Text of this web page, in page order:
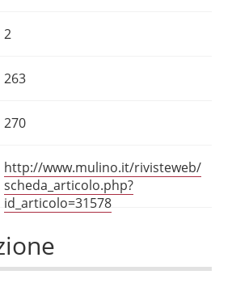
2
263
270
http://www.mulino.it/rivisteweb/
scheda_articolo.php?
id_articolo=31578